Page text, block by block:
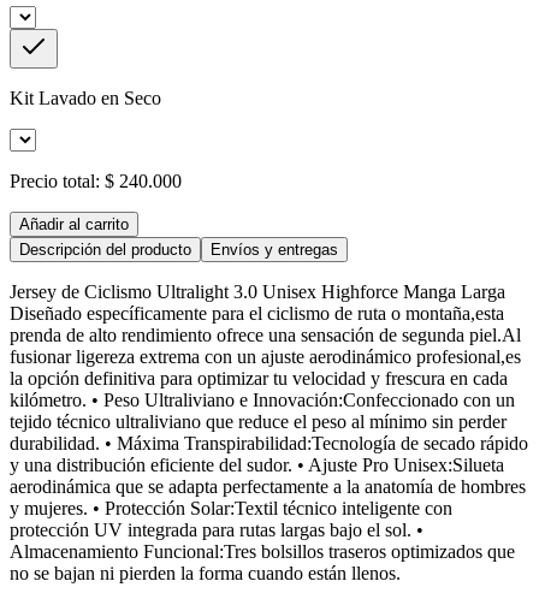
Kit Lavado en Seco
Precio total: $ 240.000
Añadir al carrito
Descripción del producto
Envíos y entregas
Jersey de Ciclismo Ultralight 3.0 Unisex Highforce Manga Larga
Diseñado específicamente para el ciclismo de ruta o montaña,esta
prenda de alto rendimiento ofrece una sensación de segunda piel.Al
fusionar ligereza extrema con un ajuste aerodinámico profesional,es
la opción definitiva para optimizar tu velocidad y frescura en cada
kilómetro. • Peso Ultraliviano e Innovación:Confeccionado con un
tejido técnico ultraliviano que reduce el peso al mínimo sin perder
durabilidad. • Máxima Transpirabilidad:Tecnología de secado rápido
y una distribución eficiente del sudor. • Ajuste Pro Unisex:Silueta
aerodinámica que se adapta perfectamente a la anatomía de hombres
y mujeres. • Protección Solar:Textil técnico inteligente con
protección UV integrada para rutas largas bajo el sol. •
Almacenamiento Funcional:Tres bolsillos traseros optimizados que
no se bajan ni pierden la forma cuando están llenos.